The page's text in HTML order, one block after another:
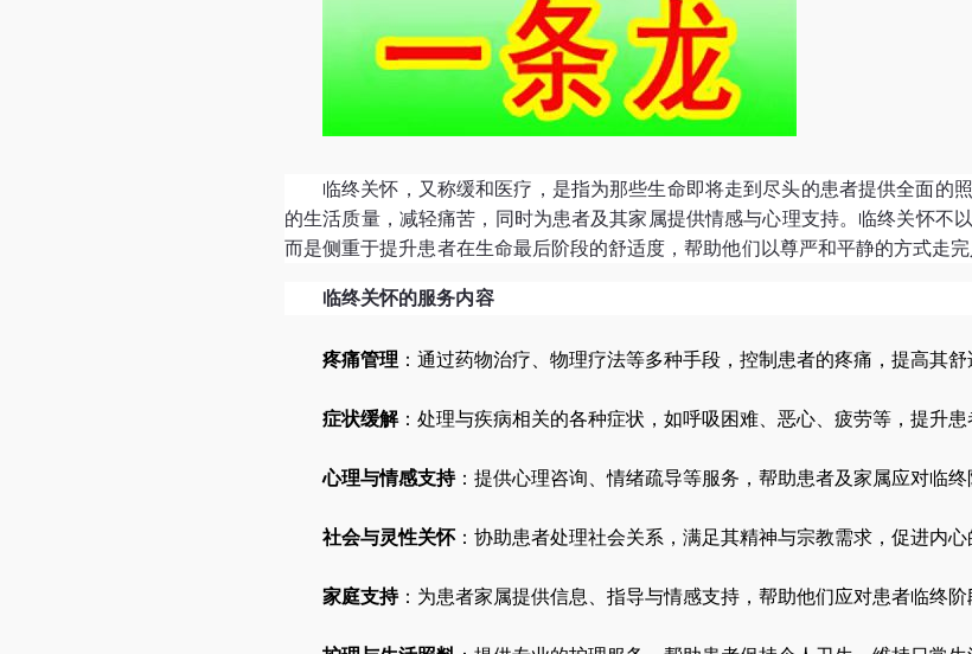
临终关怀，又称缓和医疗，是指为那些生命即将走到尽头的患者提供全面的
的生活质量，减轻痛苦，同时为患者及其家属提供情感与心理支持。临终关怀不
而是侧重于提升患者在生命最后阶段的舒适度，帮助他们以尊严和平静的方式走完
临终关怀的服务内容
疼痛管理 ：通过药物治疗、物理疗法等多种手段，控制患者的疼痛，提高其舒
症状缓解：处理与疾病相关的各种症状，如呼吸困难、恶心、疲劳等，提升患
心理与情感支持：提供心理咨询、情绪疏导等服务，帮助患者及家属应对临终
社会与灵性关怀：协助患者处理社会关系，满足其精神与宗教需求，促进内心
家庭支持：为患者家属提供信息、指导与情感支持，帮助他们应对患者临终阶